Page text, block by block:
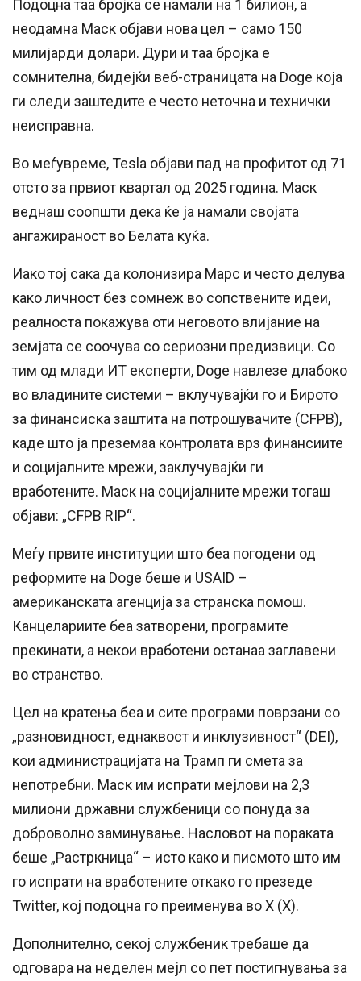
Подоцна таа бројка се намали на 1 билион, а
неодамна Маск објави нова цел – само 150
милијарди долари. Дури и таа бројка е
сомнителна, бидејќи веб-страницата на Doge која
ги следи заштедите е често неточна и технички
неисправна.
Во меѓувреме, Tesla објави пад на профитот од 71
отсто за првиот квартал од 2025 година. Маск
веднаш соопшти дека ќе ја намали својата
ангажираност во Белата куќа.
Иако тој сака да колонизира Марс и често делува
како личност без сомнеж во сопствените идеи,
реалноста покажува оти неговото влијание на
земјата се соочува со сериозни предизвици. Со
тим од млади ИТ експерти, Doge навлезе длабоко
во владините системи – вклучувајќи го и Бирото
за финансиска заштита на потрошувачите (CFPB),
каде што ја преземаа контролата врз финансиите
и социјалните мрежи, заклучувајќи ги
вработените. Маск на социјалните мрежи тогаш
објави: „CFPB RIP“.
Меѓу првите институции што беа погодени од
реформите на Doge беше и USAID –
американската агенција за странска помош.
Канцелариите беа затворени, програмите
прекинати, а некои вработени останаа заглавени
во странство.
Цел на кратења беа и сите програми поврзани со
„разновидност, еднаквост и инклузивност“ (DEI),
кои администрацијата на Трамп ги смета за
непотребни. Маск им испрати мејлови на 2,3
милиони државни службеници со понуда за
доброволно заминување. Насловот на пораката
беше „Растркница“ – исто како и писмото што им
го испрати на вработените откако го презеде
Twitter, кој подоцна го преименува во Х (X).
Дополнително, секој службеник требаше да
одговара на неделен мејл со пет постигнувања за